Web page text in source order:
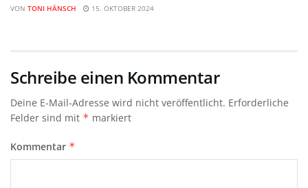
VON TONI HÄNSCH 15. OKTOBER 2024
Schreibe einen Kommentar
Deine E-Mail-Adresse wird nicht veröffentlicht. Erforderliche
Felder sind mit * markiert
Kommentar *